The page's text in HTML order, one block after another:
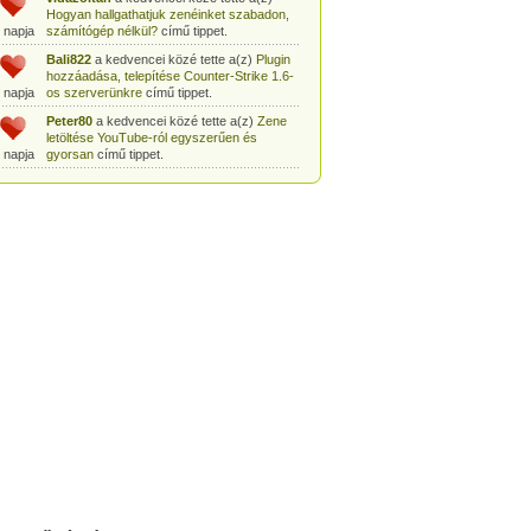
napja
Hogyan hallgathatjuk zenéinket szabadon,
számítógép nélkül?című tippet.
napja
Bali822a kedvencei közé tette a(z) Plugin
hozzáadása, telepítése Counter-Strike 1.6-
os szerverünkrecímű tippet.
napja
Peter80a kedvencei közé tette a(z) Zene
letöltése YouTube-ról egyszerűen és
gyorsancímű tippet.
Heni77a kedvencei közé tette a(z)Counter